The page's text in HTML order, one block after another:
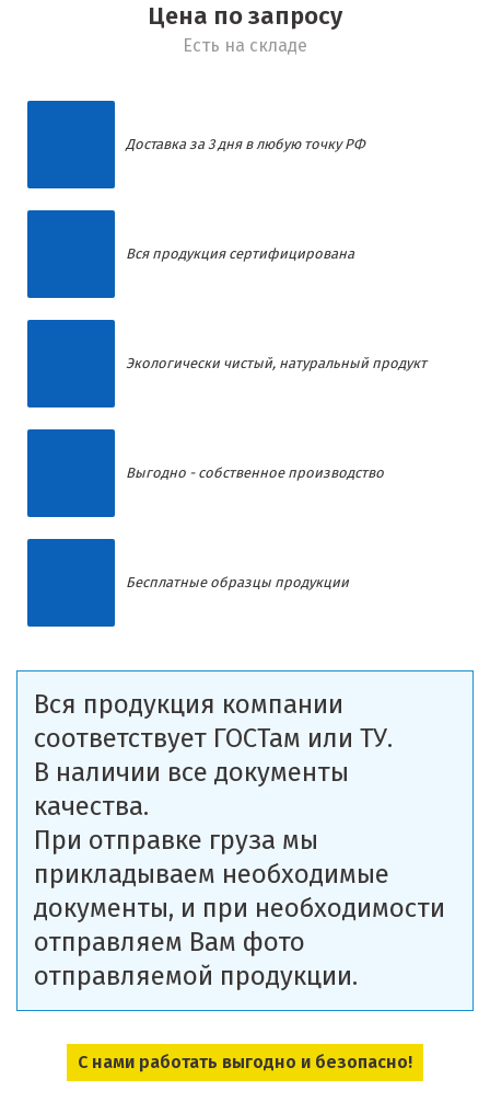
Цена по запросу
Есть на складе
Доставка за 3 дня в любую точку РФ
Вся продукция сертифицирована
Экологически чистый, натуральный продукт
Выгодно - собственное производство
Бесплатные образцы продукции
Вся продукция компании
соответствует ГОСТам или ТУ.
В наличии все документы
качества.
При отправке груза мы
прикладываем необходимые
документы, и при необходимости
отправляем Вам фото
отправляемой продукции.
С нами работать выгодно и безопасно!